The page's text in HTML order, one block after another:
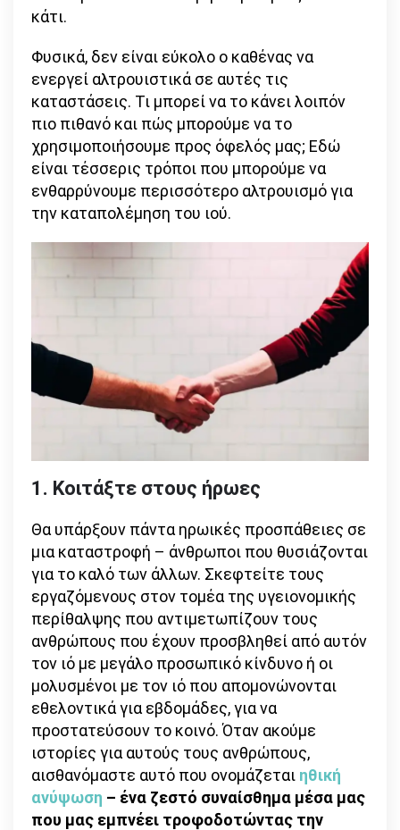
κάτι.
Φυσικά, δεν είναι εύκολο ο καθένας να
ενεργεί αλτρουιστικά σε αυτές τις
καταστάσεις. Τι μπορεί να το κάνει λοιπόν
πιο πιθανό και πώς μπορούμε να το
χρησιμοποιήσουμε προς όφελός μας; Εδώ
είναι τέσσερις τρόποι που μπορούμε να
ενθαρρύνουμε περισσότερο αλτρουισμό για
την καταπολέμηση του ιού.
1. Κοιτάξτε στους ήρωες
Θα υπάρξουν πάντα ηρωικές προσπάθειες σε
μια καταστροφή – άνθρωποι που θυσιάζονται
για το καλό των άλλων. Σκεφτείτε τους
εργαζόμενους στον τομέα της υγειονομικής
περίθαλψης που αντιμετωπίζουν τους
ανθρώπους που έχουν προσβληθεί από αυτόν
τον ιό με μεγάλο προσωπικό κίνδυνο ή οι
μολυσμένοι με τον ιό που απομονώνονται
εθελοντικά για εβδομάδες, για να
προστατεύσουν το κοινό. Όταν ακούμε
ιστορίες για αυτούς τους ανθρώπους,
αισθανόμαστε αυτό που ονομάζεται ηθική
ανύψωση – ένα ζεστό συναίσθημα μέσα μας
που μας εμπνέει τροφοδοτώντας την